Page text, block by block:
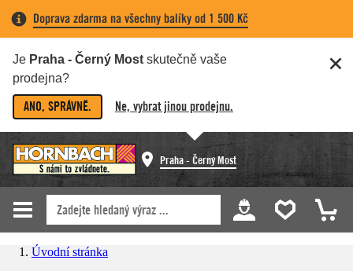
Doprava zdarma na všechny balíky od 1 500 Kč
Je Praha - Černý Most skutečně vaše
prodejna?
ANO, SPRÁVNĚ. Ne, vybrat jinou prodejnu.
Praha - Černý Most
Úvodní stránka